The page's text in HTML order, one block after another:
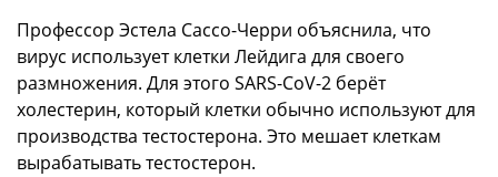
Профессор Эстела Сассо-Черри объяснила, что
вирус использует клетки Лейдига для своего
размножения. Для этого SARS-CoV-2 берёт
холестерин, который клетки обычно используют для
производства тестостерона. Это мешает клеткам
вырабатывать тестостерон.